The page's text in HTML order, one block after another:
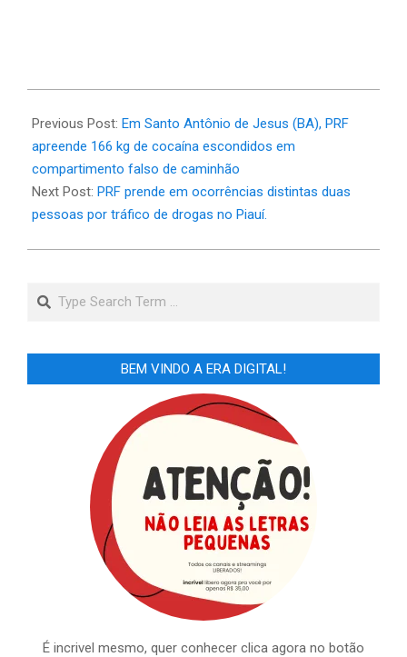
01-
25
Previous Post: Em Santo Antônio de Jesus (BA), PRF
apreende 166 kg de cocaína escondidos em
compartimento falso de caminhão
Next Post: PRF prende em ocorrências distintas duas
pessoas por tráfico de drogas no Piauí.
Search
BEM VINDO A ERA DIGITAL!
É incrivel mesmo, quer conhecer clica agora no botão